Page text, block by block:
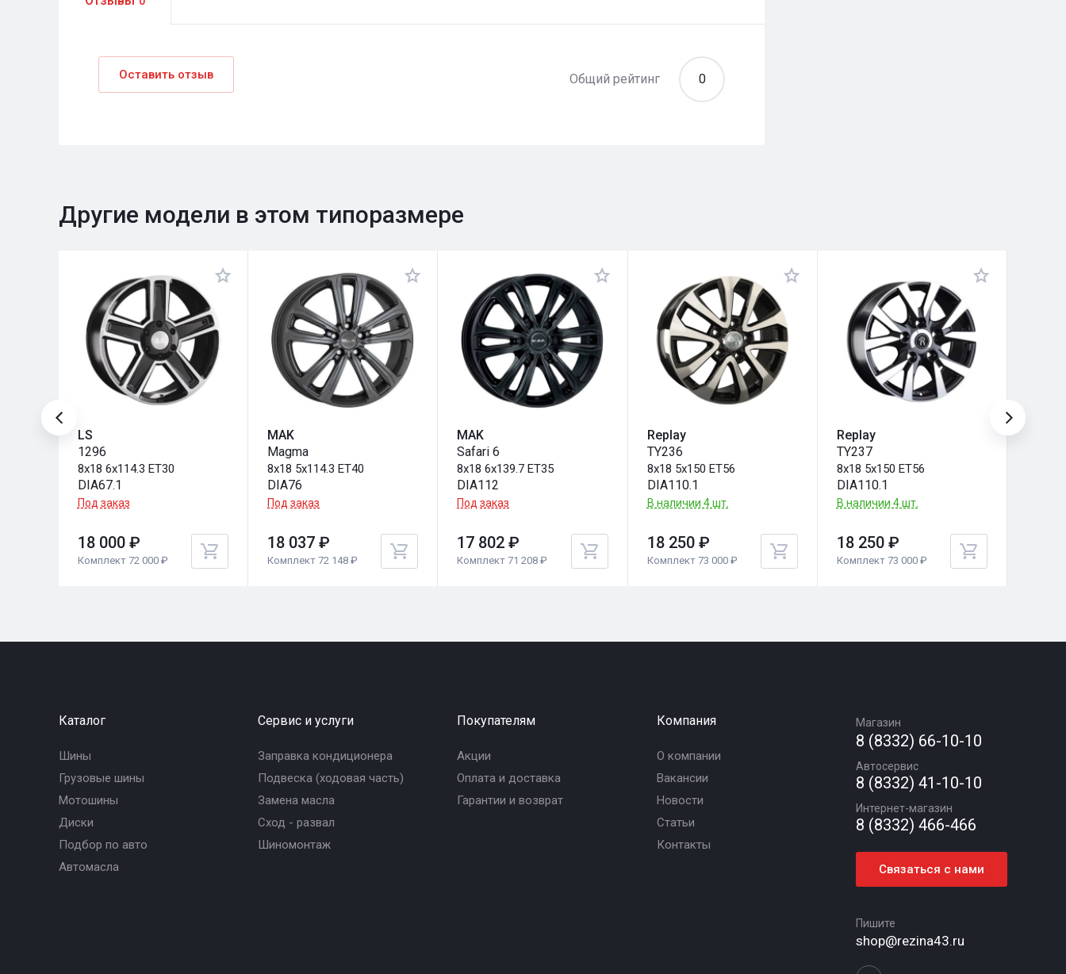
Оставить отзыв Общий рейтинг 0
Другие модели в этом типоразмере
LS
1296
8x18 6x114.3 ET30
DIA67.1
Под заказ
18 000 ₽
Комплект 72 000 ₽
MAK
Magma
8x18 5x114.3 ET40
DIA76
Под заказ
18 037 ₽
Комплект 72 148 ₽
MAK
Safari 6
8x18 6x139.7 ET35
DIA112
Под заказ
17 802 ₽
Комплект 71 208 ₽
Replay
TY236
8x18 5x150 ET56
DIA110.1
В наличии 4 шт.
18 250 ₽
Комплект 73 000 ₽
Replay
TY237
8x18 5x150 ET56
DIA110.1
В наличии 4 шт.
18 250 ₽
Комплект 73 000 ₽
Каталог
Шины
Грузовые шины
Мотошины
Диски
Подбор по авто
Автомасла
Сервис и услуги
Заправка кондиционера
Подвеска (ходовая часть)
Замена масла
Сход - развал
Шиномонтаж
Покупателям
Акции
Оплата и доставка
Гарантии и возврат
Компания
О компании
Вакансии
Новости
Статьи
Контакты
Магазин
8 (8332) 66-10-10
Автосервис
8 (8332) 41-10-10
Интернет-магазин
8 (8332) 466-466
Связаться с нами
Пишите
shop@rezina43.ru